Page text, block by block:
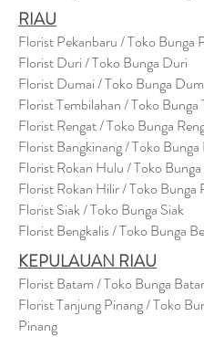
RIAU
Florist Pekanbaru / Toko Bunga
Florist Duri / Toko Bunga Duri
Florist Dumai / Toko Bunga
Florist Tembilahan / Toko Bunga
Florist Rengat / Toko Bunga
Florist Bangkinang / Toko Bunga
Florist Rokan Hulu / Toko
Florist Rokan Hilir / Toko Bunga
Florist Siak / Toko Bunga Siak
Florist Bengkalis / Toko Bunga
KEPULAUAN RIAU
Florist Batam / Toko Bunga
Florist Tanjung Pinang / Toko
Pinang